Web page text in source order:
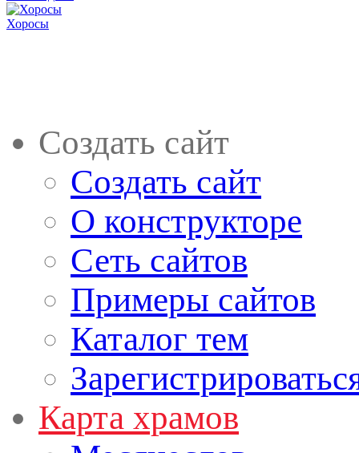
Хоросы
Создать сайт
Создать сайт
О конструкторе
Сеть сайтов
Примеры сайтов
Каталог тем
Карта храмов